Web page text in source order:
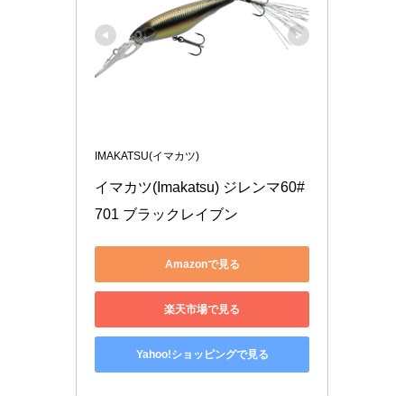
IMAKATSU(イマカツ)
イマカツ(Imakatsu) ジレンマ60#
701 ブラックレイブン
Amazonで見る
楽天市場で見る
Yahoo!ショッピングで見る